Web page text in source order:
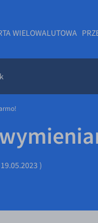
WIELOWALUTOWA
19.05.2023 )